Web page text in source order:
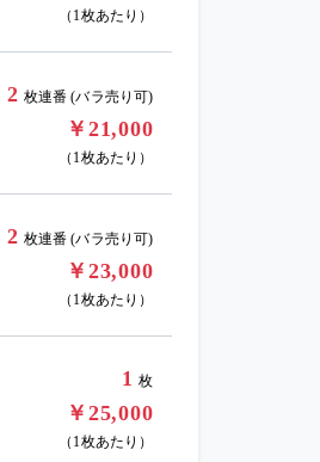
（1枚あたり）
2 枚連番 (バラ売り可)
￥21,000
（1枚あたり）
2 枚連番 (バラ売り可)
￥23,000
（1枚あたり）
1 枚
￥25,000
（1枚あたり）